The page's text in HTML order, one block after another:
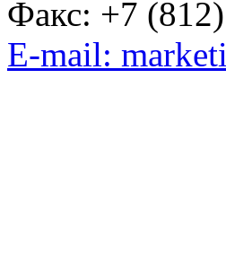
Факс: +7
E-mail: